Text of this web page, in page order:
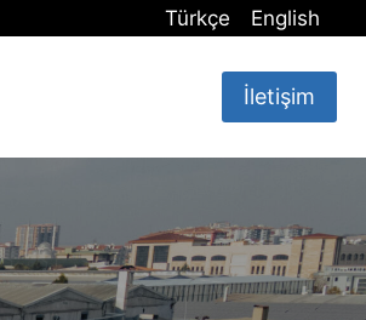
Türkçe English
İletişim